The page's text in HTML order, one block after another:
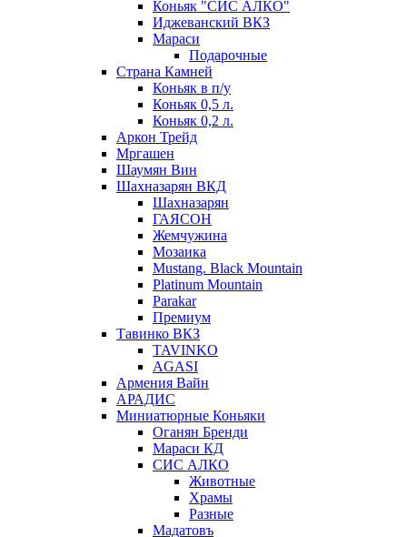
Коньяк "СИС АЛКО"
Иджеванский ВКЗ
Мараси
Подарочные
Страна Камней
Коньяк в п/у
Коньяк 0,5 л.
Коньяк 0,2 л.
Аркон Трейд
Мргашен
Шаумян Вин
Шахназарян ВКД
Шахназарян
ГАЯСОН
Жемчужина
Мозаика
Mustang. Black Mountain
Platinum Mountain
Parakar
Премиум
Тавинко ВКЗ
TAVINKO
AGASI
Армения Вайн
АРАДИС
Миниатюрные Коньяки
Оганян Бренди
Мараси КД
СИС АЛКО
Животные
Храмы
Разные
Мадатовъ